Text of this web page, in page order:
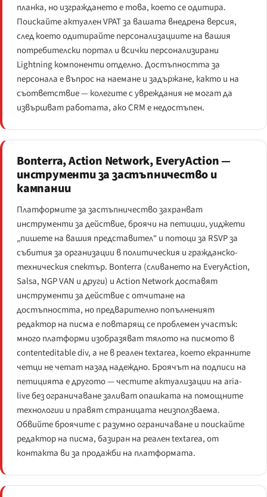
планка, но изграждането е това, което се одитира.
Поискайте актуален VPAT за вашата внедрена версия,
след което одитирайте персонализациите на вашия
потребителски портал и всички персонализирани
Lightning компоненти отделно. Достъпността за
персонала е въпрос на наемане и задържане, както и на
съответствие — колегите с увреждания не могат да
извършват работата, ако CRM е недостъпен.
Bonterra, Action Network, EveryAction —
инструменти за застъпничество и
кампании
Платформите за застъпничество захранват
инструменти за действие, броячи на петиции, уиджети
„пишете на вашия представител“ и потоци за RSVP за
събития за организации в политическия и гражданско-
техническия спектър. Bonterra (сливането на EveryAction,
Salsa, NGP VAN и други) и Action Network доставят
инструменти за действие с отчитане на
достъпността, но предварително попълненият
редактор на писма е повтарящ се проблемен участък:
много платформи изобразяват тялото на писмото в
contenteditable div, а не в реален textarea, което екранните
четци не четат назад надеждно. Броячът на подписи на
петицията е другото — честите актуализации на aria-
live без ограничаване заливат опашката на помощните
технологии и правят страницата неизползваема.
Обвийте броячите с разумно ограничаване и поискайте
редактор на писма, базиран на реален textarea, от
контакта ви за продажби на платформата.